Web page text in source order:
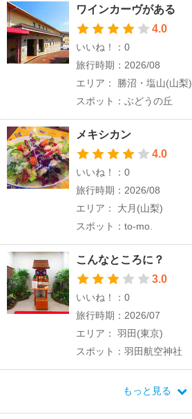
ワインカーヴがある
4.0
いいね！：0
旅行時期：2026/08
エリア： 勝沼・塩山(山梨)
スポット：ぶどうの丘
メキシカン
4.0
いいね！：0
旅行時期：2026/08
エリア： 大月(山梨)
スポット：to-mo.
こんなところに？
3.0
いいね！：0
旅行時期：2026/07
エリア： 羽田(東京)
スポット：羽田航空神社
もっと見る